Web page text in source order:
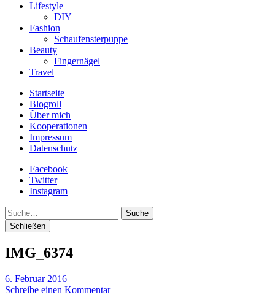
Lifestyle
DIY
Fashion
Schaufensterpuppe
Beauty
Fingernägel
Travel
Startseite
Blogroll
Über mich
Kooperationen
Impressum
Datenschutz
Facebook
Twitter
Instagram
Suche
Schließen
IMG_6374
6. Februar 2016
Schreibe einen Kommentar